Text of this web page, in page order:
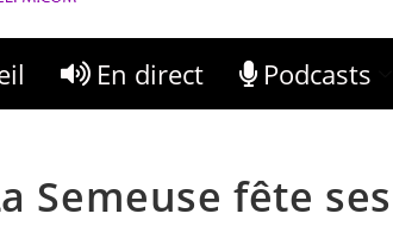
En direct Podcasts
Semeuse fête